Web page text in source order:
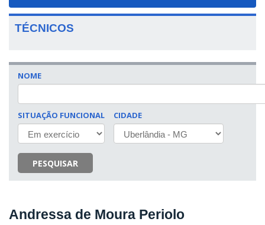
TÉCNICOS
NOME
SITUAÇÃO FUNCIONAL CIDADE
PESQUISAR
Andressa de Moura Periolo